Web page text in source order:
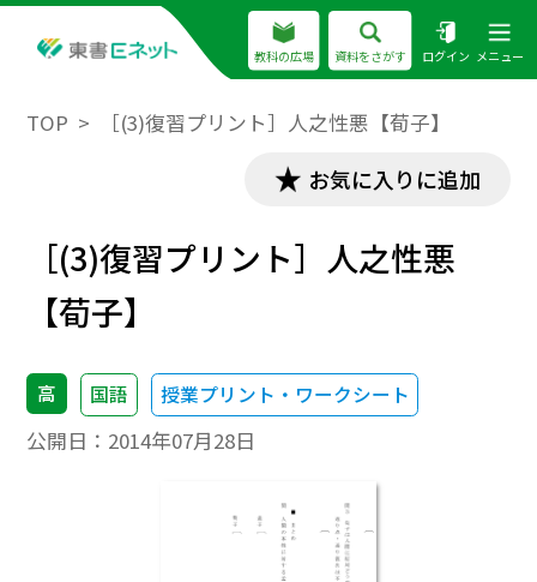
教科の広場 資料をさがす ログイン メニュー
TOP ［(3)復習プリント］人之性悪【荀子】
お気に入りに追加
［(3)復習プリント］人之性悪
【荀子】
高 国語 授業プリント・ワークシート
公開日： 2014年07月28日